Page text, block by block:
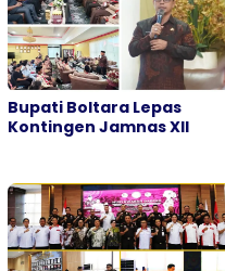
Bupati Boltara Lepas
Kontingen Jamnas XII